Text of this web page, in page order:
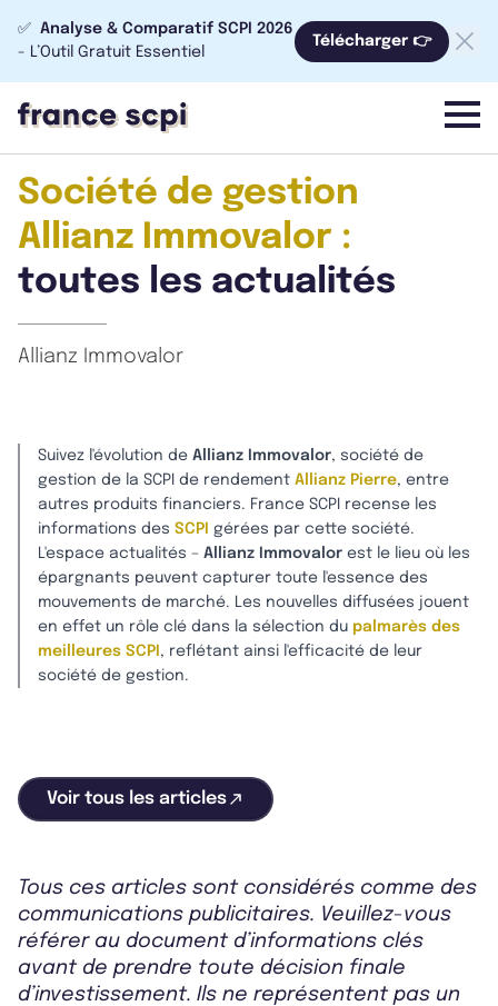
✅ Analyse & Comparatif SCPI 2026
- L’Outil Gratuit Essentiel
Télécharger 👉
menu
Société de gestion
Allianz Immovalor :
toutes les actualités
Allianz Immovalor
Suivez l'évolution de Allianz Immovalor, société de
gestion de la SCPI de rendement Allianz Pierre, entre
autres produits financiers. France SCPI recense les
informations des SCPI gérées par cette société.
L'espace actualités – Allianz Immovalor est le lieu où les
épargnants peuvent capturer toute l'essence des
mouvements de marché. Les nouvelles diffusées jouent
en effet un rôle clé dans la sélection du palmarès des
meilleures SCPI , reflétant ainsi l'efficacité de leur
société de gestion.
Voir tous les articles
Tous ces articles sont considérés comme des
communications publicitaires. Veuillez-vous
référer au document d’informations clés
avant de prendre toute décision finale
d’investissement. Ils ne représentent pas un